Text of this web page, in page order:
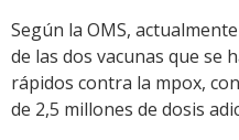
Según la OMS,
de las dos vacunas que se
rápidos contra la mpox,
de 2,5 millones de dosis